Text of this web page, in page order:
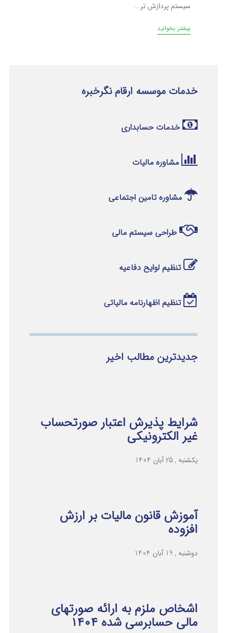
سیستم پردازش تر...
بیشتر بخوانید
خدمات موسسه ارقام نگرخبره
خدمات حسابداری
مشاوره مالیات
مشاوره تامین اجتماعی
طراحی سیستم مالی
تنظیم لوایح دفاعیه
تنظیم اظهارنامه مالیاتی
جدیدترین مطالب اخیر
شرایط پذیرش اعتبار صورتحساب
غیر الکترونیکی
یکشنبه , 25 آبان 1404
آموزش قانون مالیات بر ارزش
افزوده
دوشنبه , 19 آبان 1404
اشخاص ملزم به ارائه صورتهای
مالی حسابرسی شده ۱۴۰۴